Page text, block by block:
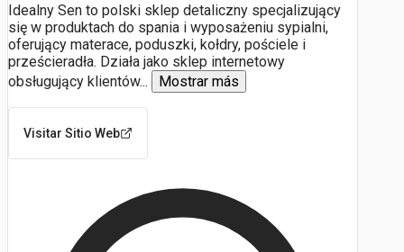
Idealny Sen to polski sklep detaliczny specjalizujący
się w produktach do spania i wyposażeniu sypialni,
oferujący materace, poduszki, kołdry, pościele i
prześcieradła. Działa jako sklep internetowy
obsługujący klientów... Mostrar más
Visitar Sitio Web